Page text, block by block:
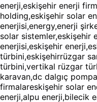
enerji,eskişehir enerji
holding,eskişehir solar
enerjisi,energy,enerji
solar sistemler,eskişehir
enerjisi,eskişehir
türbini,eskişehirrüzgar
türbini,vertikal rüzgar
karavan,dc dalgıç
firmalareskişehir solar
enerji,alpu enerji,bilecik